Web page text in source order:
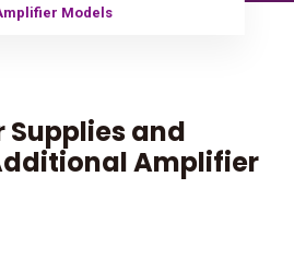
Models
Supplies and
Amplifier